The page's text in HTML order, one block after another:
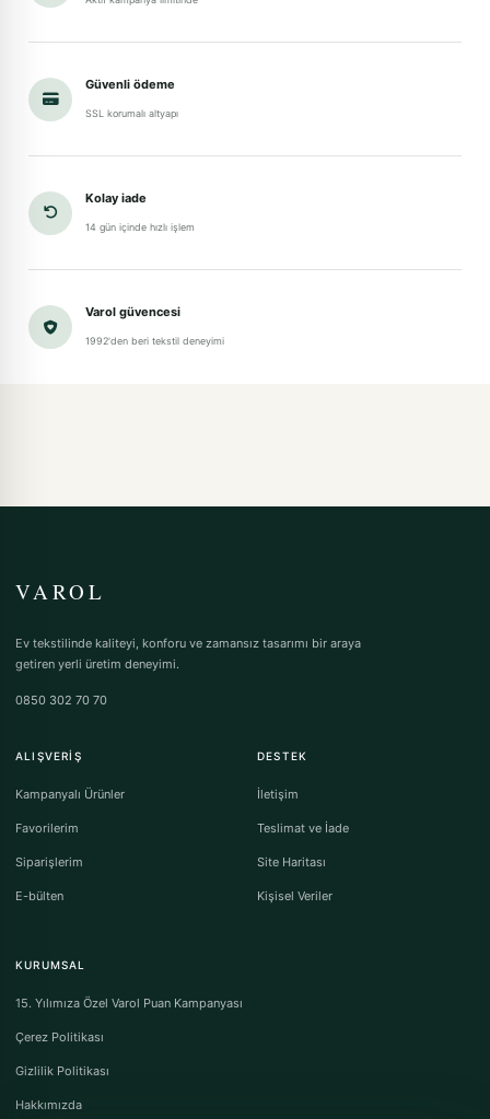
Güvenli ödeme
SSL korumalı altyapı
Kolay iade
14 gün içinde hızlı işlem
Varol güvencesi
1992'den beri tekstil deneyimi
VAROL
Ev tekstilinde kaliteyi, konforu ve zamansız tasarımı bir araya
getiren yerli üretim deneyimi.
0850 302 70 70
ALIŞVERIŞ
Kampanyalı Ürünler
Favorilerim
Siparişlerim
E-bülten
DESTEK
İletişim
Teslimat ve İade
Site Haritası
Kişisel Veriler
KURUMSAL
15. Yılımıza Özel Varol Puan Kampanyası
Çerez Politikası
Gizlilik Politikası
Hakkımızda